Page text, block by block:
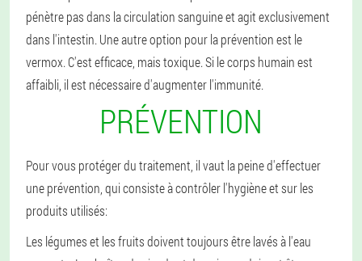
pénètre pas dans la circulation sanguine et agit exclusivement
dans l'intestin. Une autre option pour la prévention est le
vermox. C'est efficace, mais toxique. Si le corps humain est
affaibli, il est nécessaire d'augmenter l'immunité.
PRÉVENTION
Pour vous protéger du traitement, il vaut la peine d'effectuer
une prévention, qui consiste à contrôler l'hygiène et sur les
produits utilisés:
Les légumes et les fruits doivent toujours être lavés à l'eau